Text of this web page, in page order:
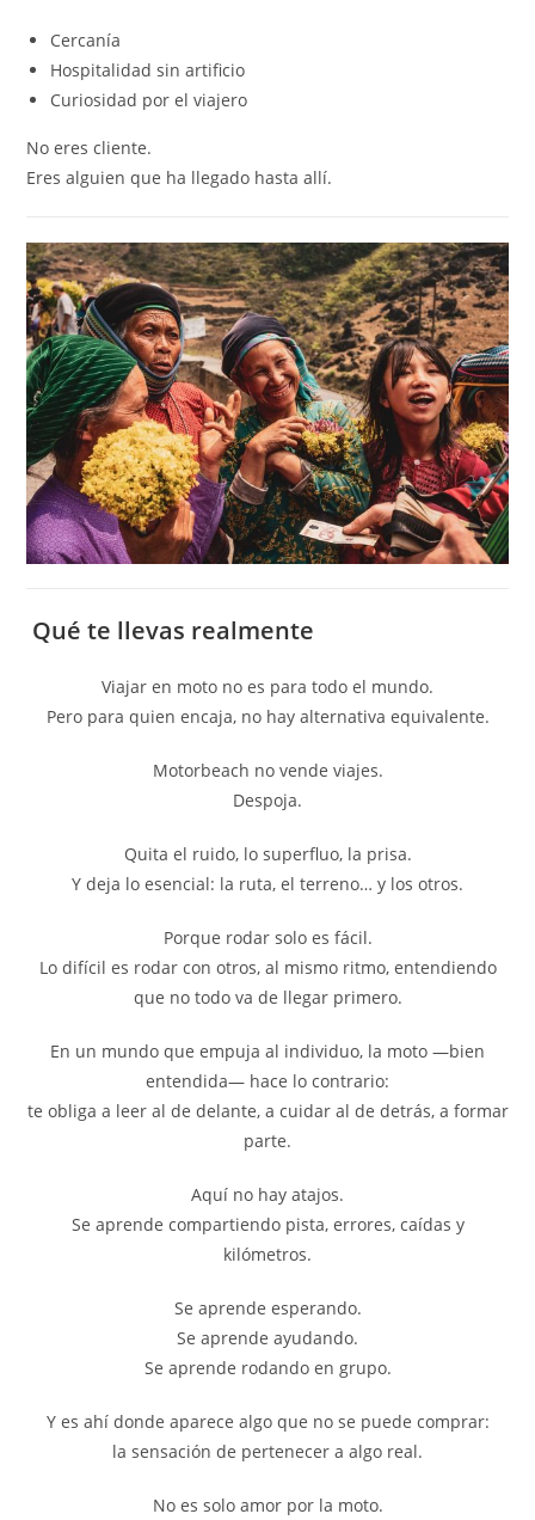
Cercanía
Hospitalidad sin artificio
Curiosidad por el viajero
No eres cliente.
Eres alguien que ha llegado hasta allí.
Qué te llevas realmente
Viajar en moto no es para todo el mundo.
Pero para quien encaja, no hay alternativa equivalente.
Motorbeach no vende viajes.
Despoja.
Quita el ruido, lo superfluo, la prisa.
Y deja lo esencial: la ruta, el terreno… y los otros.
Porque rodar solo es fácil.
Lo difícil es rodar con otros, al mismo ritmo, entendiendo
que no todo va de llegar primero.
En un mundo que empuja al individuo, la moto —bien
entendida— hace lo contrario:
te obliga a leer al de delante, a cuidar al de detrás, a formar
parte.
Aquí no hay atajos.
Se aprende compartiendo pista, errores, caídas y
kilómetros.
Se aprende esperando.
Se aprende ayudando.
Se aprende rodando en grupo.
Y es ahí donde aparece algo que no se puede comprar:
la sensación de pertenecer a algo real.
No es solo amor por la moto.